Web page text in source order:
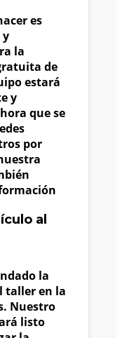
es
y
la
de
estará
y
que se
por
al
la
taller en la
Nuestro
listo